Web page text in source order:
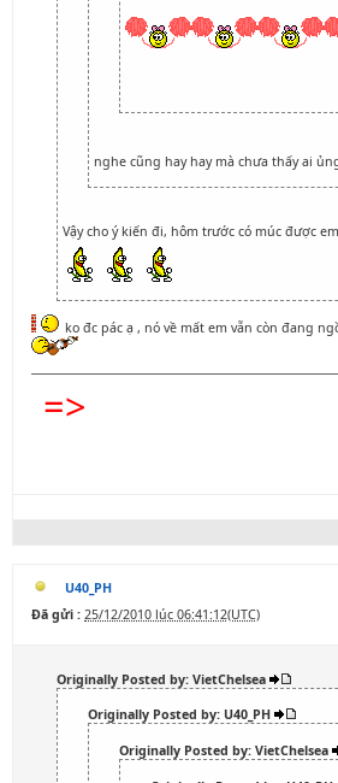
nghe cũng hay hay mà chưa thấy ai
Vậy cho ý kiến đi, hôm trước có múc được
ko đc pác ạ , nó về mất em vẫn còn đang
=>
U40_PH
Đã gửi : 25/12/2010 lúc 06:41:12(UTC)
Originally Posted by: VietChelsea
Originally Posted by: U40_PH
Originally Posted by: VietChelsea